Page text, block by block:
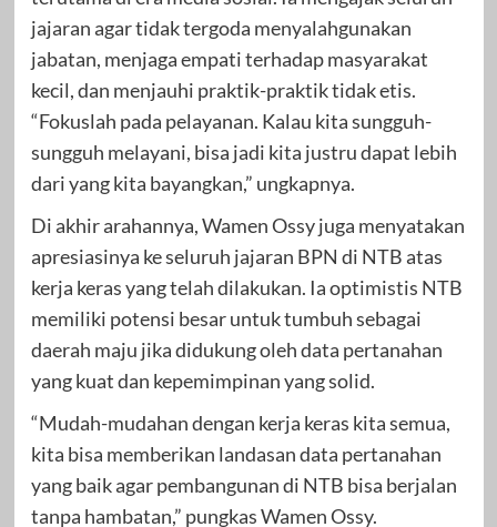
jajaran agar tidak tergoda menyalahgunakan
jabatan, menjaga empati terhadap masyarakat
kecil, dan menjauhi praktik-praktik tidak etis.
“Fokuslah pada pelayanan. Kalau kita sungguh-
sungguh melayani, bisa jadi kita justru dapat lebih
dari yang kita bayangkan,” ungkapnya.
Di akhir arahannya, Wamen Ossy juga menyatakan
apresiasinya ke seluruh jajaran BPN di NTB atas
kerja keras yang telah dilakukan. Ia optimistis NTB
memiliki potensi besar untuk tumbuh sebagai
daerah maju jika didukung oleh data pertanahan
yang kuat dan kepemimpinan yang solid.
“Mudah-mudahan dengan kerja keras kita semua,
kita bisa memberikan landasan data pertanahan
yang baik agar pembangunan di NTB bisa berjalan
tanpa hambatan,” pungkas Wamen Ossy.